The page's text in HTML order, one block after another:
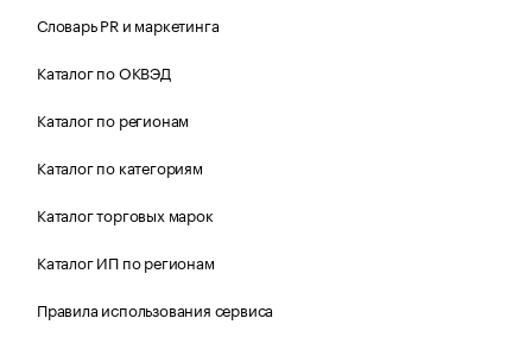
Словарь PR и маркетинга
Каталог по ОКВЭД
Каталог по регионам
Каталог по категориям
Каталог торговых марок
Каталог ИП по регионам
Правила использования сервиса